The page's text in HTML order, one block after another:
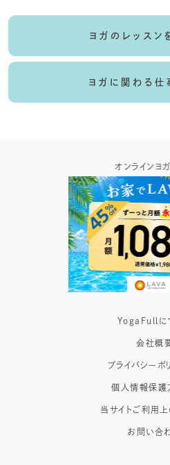
ヨガのレッスン
ヨガに関わる仕
ヨガの資格取
YogaFullに
会社概
プライバシーポ
個人情報保護
当サイトご利用
お問い合